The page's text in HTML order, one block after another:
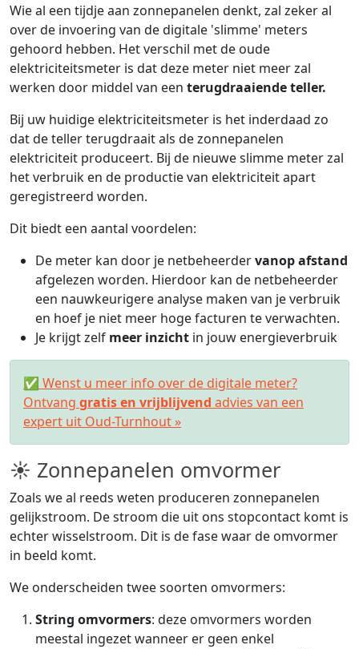
Wie al een tijdje aan zonnepanelen denkt, zal zeker al
over de invoering van de digitale 'slimme' meters
gehoord hebben. Het verschil met de oude
elektriciteitsmeter is dat deze meter niet meer zal
werken door middel van een terugdraaiende teller.
Bij uw huidige elektriciteitsmeter is het inderdaad zo
dat de teller terugdraait als de zonnepanelen
elektriciteit produceert. Bij de nieuwe slimme meter zal
het verbruik en de productie van elektriciteit apart
geregistreerd worden.
Dit biedt een aantal voordelen:
De meter kan door je netbeheerdervanop afstand
afgelezen worden. Hierdoor kan de netbeheerder
een nauwkeurigere analyse maken van je verbruik
en hoef je niet meer hoge facturen te verwachten.
Je krijgt zelf meer inzicht in jouw energieverbruik
✅ Wenst u meer info over de digitale meter?
Ontvang gratis en vrijblijvend advies van een
expert uit Oud-Turnhout »
☀ Zonnepanelen omvormer
Zoals we al reeds weten produceren zonnepanelen
gelijkstroom. De stroom die uit ons stopcontact komt is
echter wisselstroom. Dit is de fase waar de omvormer
in beeld komt.
We onderscheiden twee soorten omvormers:
String omvormers: deze omvormers worden
meestal ingezet wanneer er geen enkel